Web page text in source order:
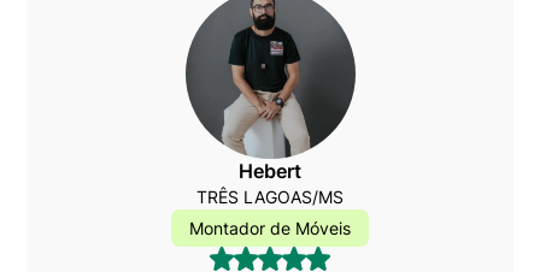
Hebert
TRÊS LAGOAS/MS
Montador de Móveis